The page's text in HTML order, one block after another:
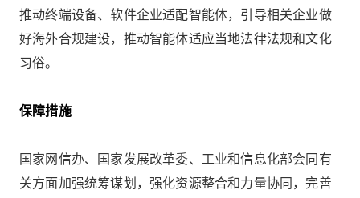
推动终端设备、软件企业适配智能体，引导相关企业做
好海外合规建设，推动智能体适应当地法律法规和文化
习俗。
保障措施
国家网信办、国家发展改革委、工业和信息化部会同有
关方面加强统筹谋划，强化资源整合和力量协同，完善